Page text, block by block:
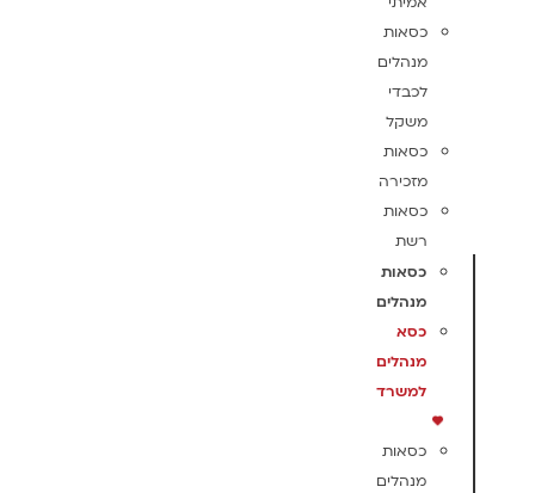
כסאות
מנהלים
לכבדי
משקל
כסאות
מזכירה
כסאות
רשת
כסאות
מנהלים
כסא
מנהלים
למשרד
כסאות
מנהלים